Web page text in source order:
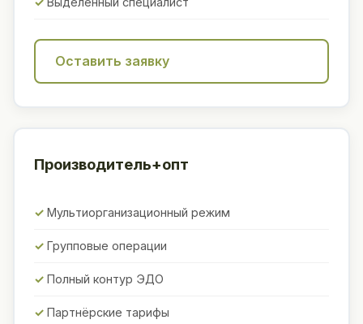
Оставить заявку
Производитель+опт
Мультиорганизационный режим
Групповые операции
Полный контур ЭДО
Партнёрские тарифы